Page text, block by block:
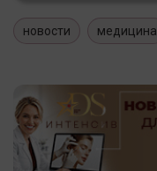
новости медицина